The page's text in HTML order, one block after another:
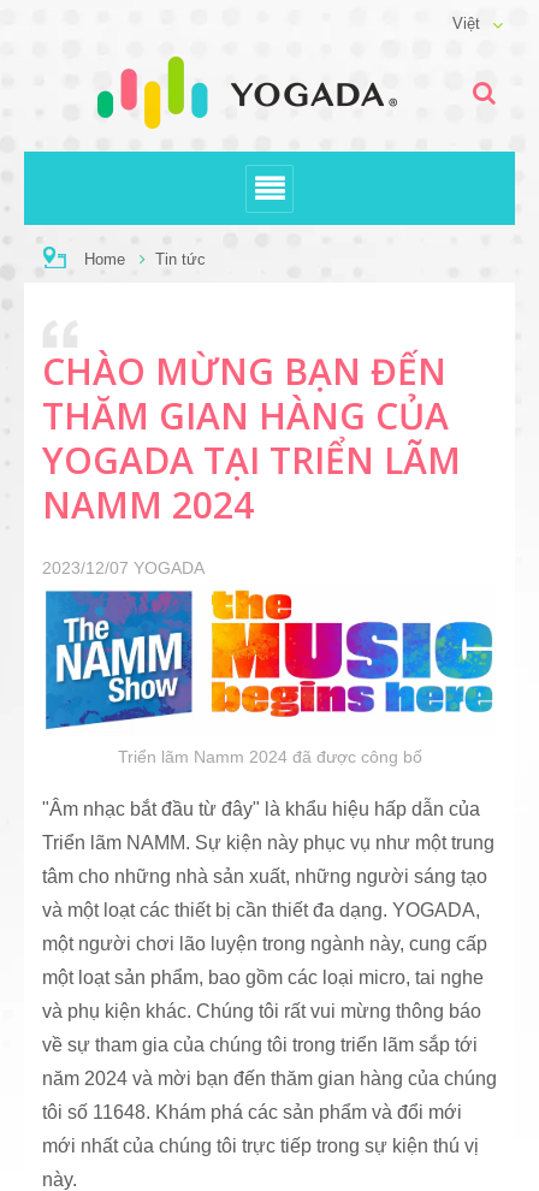
Việt
Home Tin tức
CHÀO MỪNG BẠN ĐẾN
THĂM GIAN HÀNG CỦA
YOGADA TẠI TRIỂN LÃM
NAMM 2024
2023/12/07 YOGADA
Triển lãm Namm 2024 đã được công bố
"Âm nhạc bắt đầu từ đây" là khẩu hiệu hấp dẫn của
Triển lãm NAMM. Sự kiện này phục vụ như một trung
tâm cho những nhà sản xuất, những người sáng tạo
và một loạt các thiết bị cần thiết đa dạng. YOGADA,
một người chơi lão luyện trong ngành này, cung cấp
một loạt sản phẩm, bao gồm các loại micro, tai nghe
và phụ kiện khác. Chúng tôi rất vui mừng thông báo
về sự tham gia của chúng tôi trong triển lãm sắp tới
năm 2024 và mời bạn đến thăm gian hàng của chúng
tôi số 11648. Khám phá các sản phẩm và đổi mới
mới nhất của chúng tôi trực tiếp trong sự kiện thú vị
này.